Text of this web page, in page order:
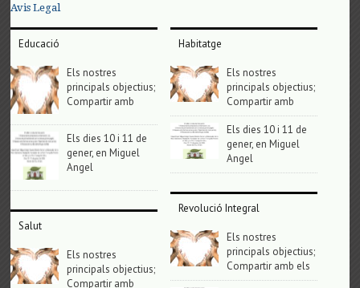
Avis Legal
Educació
Els nostres
principals objectius;
Compartir amb
Els dies 10 i 11 de
gener, en Miguel
Angel
Salut
Els nostres
principals objectius;
Compartir amb
Habitatge
Els nostres
principals objectius;
Compartir amb
Els dies 10 i 11 de
gener, en Miguel
Angel
Revolució Integral
Els nostres
principals objectius;
Compartir amb els